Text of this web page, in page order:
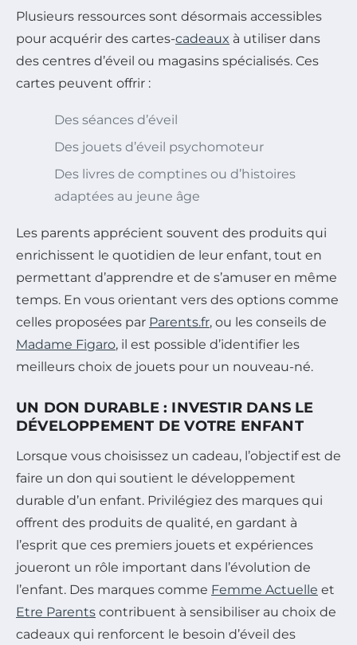
Plusieurs ressources sont désormais accessibles
pour acquérir des cartes-cadeaux à utiliser dans
des centres d’éveil ou magasins spécialisés. Ces
cartes peuvent offrir :
Des séances d’éveil
Des jouets d’éveil psychomoteur
Des livres de comptines ou d’histoires
adaptées au jeune âge
Les parents apprécient souvent des produits qui
enrichissent le quotidien de leur enfant, tout en
permettant d’apprendre et de s’amuser en même
temps. En vous orientant vers des options comme
celles proposées par Parents.fr, ou les conseils de
Madame Figaro, il est possible d’identifier les
meilleurs choix de jouets pour un nouveau-né.
UN DON DURABLE : INVESTIR DANS LE
DÉVELOPPEMENT DE VOTRE ENFANT
Lorsque vous choisissez un cadeau, l’objectif est de
faire un don qui soutient le développement
durable d’un enfant. Privilégiez des marques qui
offrent des produits de qualité, en gardant à
l’esprit que ces premiers jouets et expériences
joueront un rôle important dans l’évolution de
l’enfant. Des marques comme Femme Actuelle et
Etre Parents contribuent à sensibiliser au choix de
cadeaux qui renforcent le besoin d’éveil des